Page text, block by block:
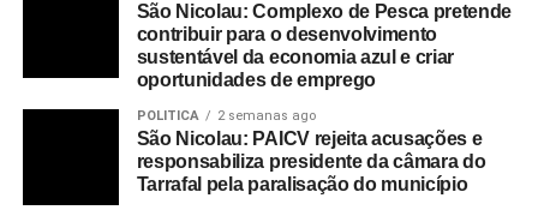
São Nicolau: Complexo de Pesca pretende
contribuir para o desenvolvimento
sustentável da economia azul e criar
oportunidades de emprego
POLITICA 2 semanas ago
São Nicolau: PAICV rejeita acusações e
responsabiliza presidente da câmara do
Tarrafal pela paralisação do município